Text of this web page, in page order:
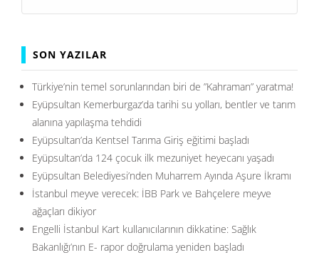
SON YAZILAR
Türkiye’nin temel sorunlarından biri de ”Kahraman” yaratma!
Eyüpsultan Kemerburgaz’da tarihi su yolları, bentler ve tarım
alanına yapılaşma tehdidi
Eyüpsultan’da Kentsel Tarıma Giriş eğitimi başladı
Eyüpsultan’da 124 çocuk ilk mezuniyet heyecanı yaşadı
Eyüpsultan Belediyesi’nden Muharrem Ayında Aşure İkramı
İstanbul meyve verecek: İBB Park ve Bahçelere meyve
ağaçları dikiyor
Engelli İstanbul Kart kullanıcılarının dikkatine: Sağlık
Bakanlığı’nın E- rapor doğrulama yeniden başladı